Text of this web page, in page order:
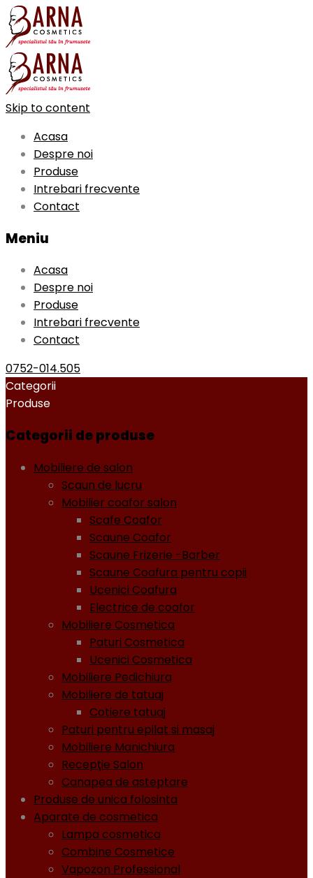
Skip to content
Acasa
Despre noi
Produse
Intrebari frecvente
Contact
Meniu
Acasa
Despre noi
Produse
Intrebari frecvente
Contact
0752-014.505
Categorii
Produse
Categorii de produse
Mobiliere de salon
Scaun de lucru
Mobilier coafor salon
Scafe Coafor
Scaune Coafor
Scaune Frizerie -Barber
Scaune Coafura pentru copii
Ucenici Coafura
Electrice de coafor
Mobiliere Cosmetica
Paturi Cosmetica
Ucenici Cosmetica
Mobiliere Pedichiura
Mobiliere de tatuaj
Cotiere tatuaj
Paturi pentru epilat si masaj
Mobiliere Manichiura
Recepţie Salon
Canapea de asteptare
Produse de unica folosinta
Aparate de cosmetica
Lampa cosmetica
Combine Cosmetice
Vapozon Professional